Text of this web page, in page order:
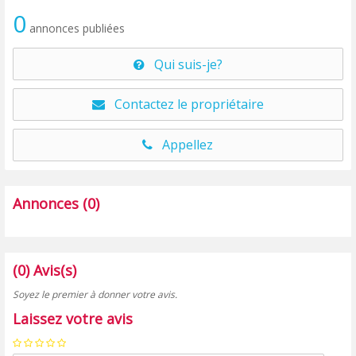
0 annonces publiées
Qui suis-je?
Contactez le propriétaire
Appellez
Annonces (0)
(0) Avis(s)
Soyez le premier à donner votre avis.
Laissez votre avis